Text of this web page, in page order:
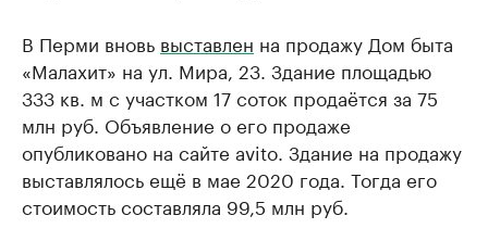
В Перми вновь выставлен на продажу Дом быта
«Малахит» на ул. Мира, 23. Здание площадью
333 кв. м с участком 17 соток продаётся за 75
млн руб. Объявление о его продаже
опубликовано на сайте avito. Здание на продажу
выставлялось ещё в мае 2020 года. Тогда его
стоимость составляла 99,5 млн руб.